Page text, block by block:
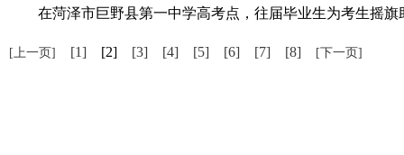
在菏泽市巨野县第一中学高考点，往届毕业生为考生摇
[上一页] [1] [2] [3] [4] [5] [6] [7] [8] [下一页]